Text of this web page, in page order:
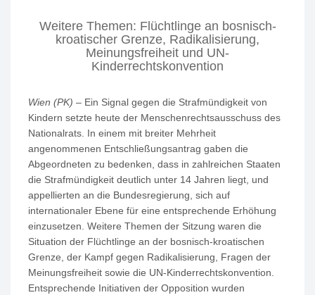
Weitere Themen: Flüchtlinge an bosnisch-
kroatischer Grenze, Radikalisierung,
Meinungsfreiheit und UN-
Kinderrechtskonvention
Wien (PK) – Ein Signal gegen die Strafmündigkeit von
Kindern setzte heute der Menschenrechtsausschuss des
Nationalrats. In einem mit breiter Mehrheit
angenommenen Entschließungsantrag gaben die
Abgeordneten zu bedenken, dass in zahlreichen Staaten
die Strafmündigkeit deutlich unter 14 Jahren liegt, und
appellierten an die Bundesregierung, sich auf
internationaler Ebene für eine entsprechende Erhöhung
einzusetzen. Weitere Themen der Sitzung waren die
Situation der Flüchtlinge an der bosnisch-kroatischen
Grenze, der Kampf gegen Radikalisierung, Fragen der
Meinungsfreiheit sowie die UN-Kinderrechtskonvention.
Entsprechende Initiativen der Opposition wurden